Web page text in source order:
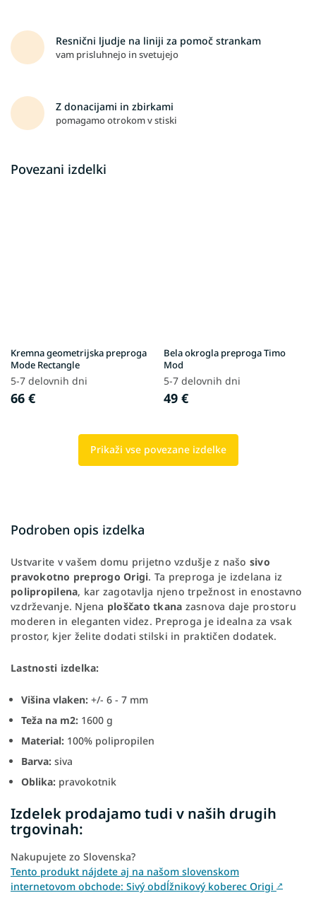
Resnični ljudje na liniji za pomoč strankam
vam prisluhnejo in svetujejo
Z donacijami in zbirkami
pomagamo otrokom v stiski
Povezani izdelki
Kremna geometrijska preproga
Mode Rectangle
5-7 delovnih dni
66 €
Bela okrogla preproga Timo
Mod
5-7 delovnih dni
49 €
Prikaži vse povezane izdelke
Podroben opis izdelka
Ustvarite v vašem domu prijetno vzdušje z našo sivo
pravokotno preprogo Origi. Ta preproga je izdelana iz
polipropilena, kar zagotavlja njeno trpežnost in enostavno
vzdrževanje. Njena ploščato tkana zasnova daje prostoru
moderen in eleganten videz. Preproga je idealna za vsak
prostor, kjer želite dodati stilski in praktičen dodatek.
Lastnosti izdelka:
Višina vlaken: +/- 6 - 7 mm
Teža na m2: 1600 g
Material: 100% polipropilen
Barva: siva
Oblika: pravokotnik
Izdelek prodajamo tudi v naših drugih
trgovinah:
Nakupujete zo Slovenska?
Tento produkt nájdete aj na našom slovenskom
internetovom obchode: Sivý obdĺžnikový koberec Origi ↗